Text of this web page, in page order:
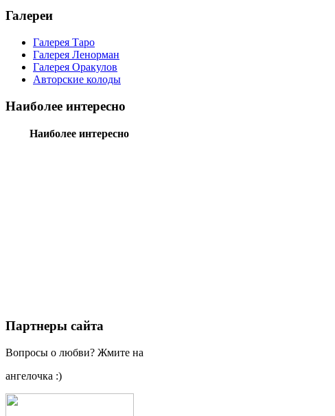
Галереи
Галерея Таро
Галерея Ленорман
Галерея Оракулов
Авторские колоды
Наиболее интересно
Наиболее интересно
Партнеры сайта
Вопросы о любви? Жмите на
ангелочка :)